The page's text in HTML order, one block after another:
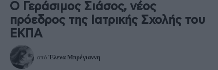
Ο Γεράσιμος Σιάσος, νέος
πρόεδρος της Ιατρικής Σχολής του
ΕΚΠΑ
από Έλενα Μπρέγιαννη